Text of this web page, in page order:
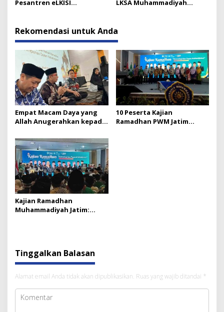
Pesantren eLKISI
LKSA Muhammadiyah
Rekomendasi untuk Anda
Empat Macam Daya yang
Allah Anugerahkan kepada
10 Peserta Kajian
Ramadhan PWM Jatim
Kajian Ramadhan
Muhammadiyah Jatim:
Tinggalkan Balasan
Alamat email Anda tidak akan dipublikasikan. Ruas yang wajib ditandai *